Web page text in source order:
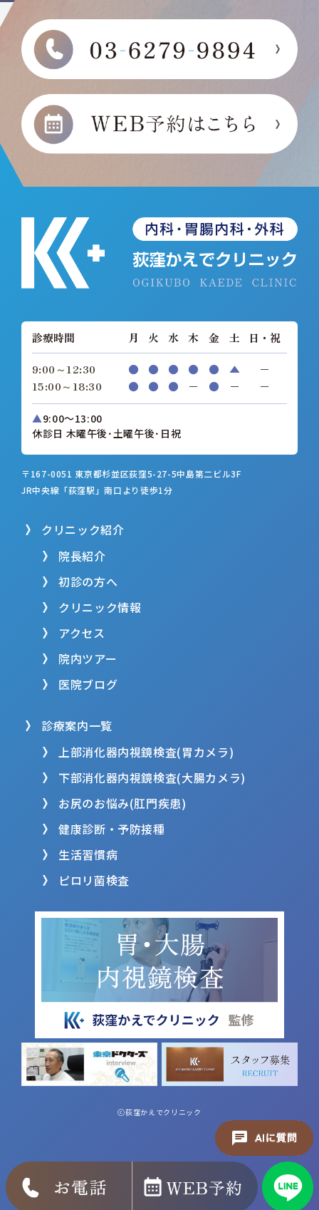
診療時間 月 火 水 木 金 土 日・祝
9:00～12:30 ● ● ● ● ● ▲
−
15:00～18:30
● ● ● − ● − −
▲9:00～13:00
休診日 木曜午後･土曜午後･日祝
〒167-0051 東京都杉並区荻窪5-27-5中島第二ビル3F
JR中央線「荻窪駅」南口より徒歩1分
クリニック紹介
院長紹介
初診の方へ
クリニック情報
アクセス
院内ツアー
医院ブログ
診療案内一覧
上部消化器内視鏡検査(胃カメラ)
下部消化器内視鏡検査(大腸カメラ)
お尻のお悩み(肛門疾患)
健康診断・予防接種
生活習慣病
ピロリ菌検査
ⓒ荻窪かえでクリニック